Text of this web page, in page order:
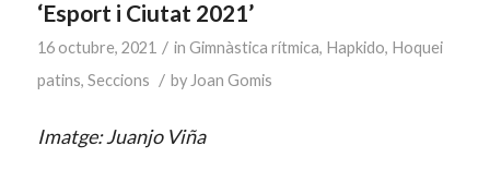
‘Esport i Ciutat 2021’
16 octubre, 2021 / in Gimnàstica rítmica, Hapkido, Hoquei
patins, Seccions / by Joan Gomis
Imatge: Juanjo Viña